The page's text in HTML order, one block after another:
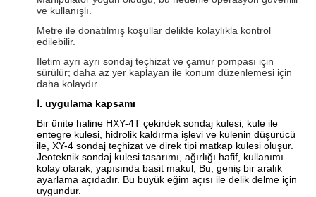
ve kullanışlı.
Metre ile donatılmış koşullar delikte kolaylıkla kontrol
edilebilir.
Iletim ayrı ayrı sondaj teçhizat ve çamur pompası için
sürülür; daha az yer kaplayan ile konum düzenlemesi için
daha kolaydır.
Ⅰ. uygulama kapsamı
Bir ünite haline HXY-4T çekirdek sondaj kulesi, kule ile
entegre kulesi, hidrolik kaldırma işlevi ve kulenin düşürücü
ile, XY-4 sondaj teçhizat ve direk tipi matkap kulesi oluşur.
Jeoteknik sondaj kulesi tasarımı, ağırlığı hafif, kullanımı
kolay olarak, yapısında basit makul; Bu, geniş bir aralık
ayarlama açıdadır. Bu büyük eğim açısı ile delik delme için
uygundur.